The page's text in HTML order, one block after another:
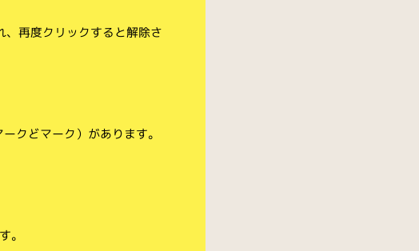
、再度クリックすると解除さ
と◼︎マーク）があります。
。